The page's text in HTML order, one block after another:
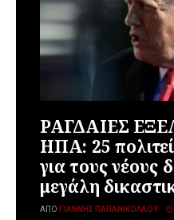
ΡΑΓΔΑΙΕΣ
ΗΠΑ: 25
για τους νέους
μεγάλη
ΑΠΌ ΓΙΆΝΝΗΣ ΠΑΠΑΝΙΚΟΛΆΟΥ